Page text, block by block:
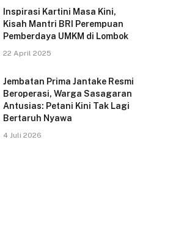
Inspirasi Kartini Masa Kini,
Kisah Mantri BRI Perempuan
Pemberdaya UMKM di Lombok
22 April 2025
Jembatan Prima Jantake Resmi
Beroperasi, Warga Sasagaran
Antusias: Petani Kini Tak Lagi
Bertaruh Nyawa
4 Juli 2026